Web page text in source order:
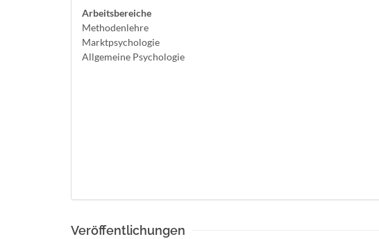
Arbeitsbereiche
Methodenlehre
Marktpsychologie
Allgemeine Psychologie
Veröffentlichungen